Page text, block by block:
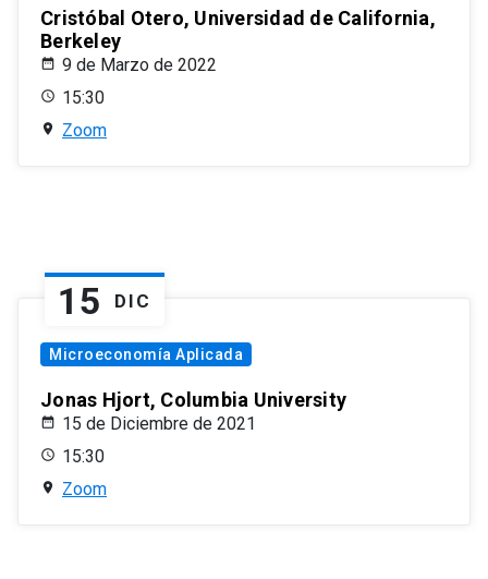
Cristóbal Otero, Universidad de California,
Berkeley
9 de Marzo de 2022
15:30
Zoom
15 DIC
Microeconomía Aplicada
Jonas Hjort, Columbia University
15 de Diciembre de 2021
15:30
Zoom